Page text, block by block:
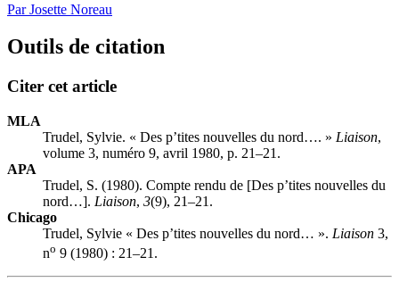
Par Josette Noreau
Outils de citation
Citer cet article
MLA
Trudel, Sylvie. « Des p’tites nouvelles du nord…. » Liaison,
volume 3, numéro 9, avril 1980, p. 21–21.
APA
Trudel, S. (1980). Compte rendu de [Des p’tites nouvelles du
nord…]. Liaison, 3(9), 21–21.
Chicago
Trudel, Sylvie « Des p’tites nouvelles du nord… ». Liaison 3,
no 9 (1980) : 21–21.